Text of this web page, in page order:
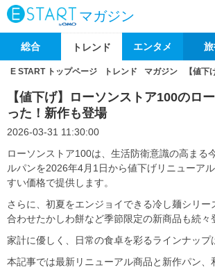
マガジン
総合 トレンド エンタメ
E START トップページ トレンド マガジン 【値
【値下げ】ローソンストア100のロ
った！新作も登場
2026-03-31 11:30:00
ローソンストア100は、生活防衛意識の高まる
ルパンを2026年4月1日から値下げリニューア
すい価格で提供します。
さらに、初夏をエンジョイできる冷し麺シリー
合わせたかしわ餅など季節限定の新商品も続々
家計に優しく、日常の食卓を彩るラインナップ
本記事では最新リニューアル商品と新作パン、